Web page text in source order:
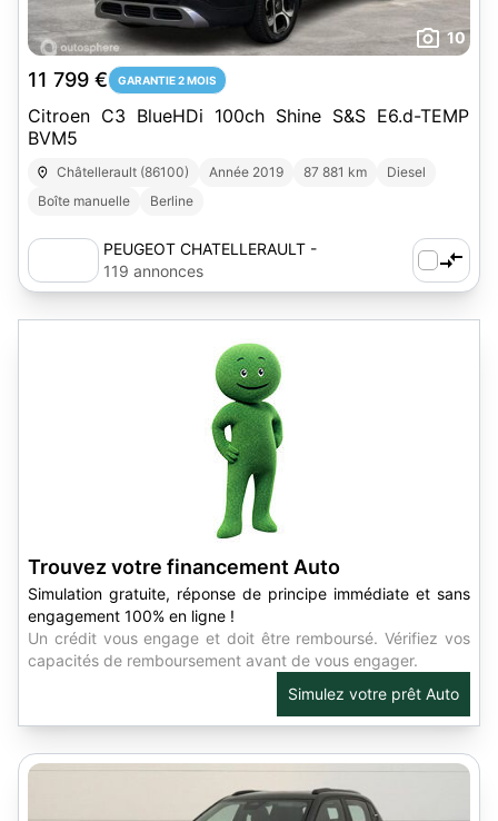
10
11 799 € GARANTIE 2 MOIS
Citroen C3 BlueHDi 100ch Shine S&S E6.d-TEMP
BVM5
Châtellerault (86100) Année 2019 87 881 km
Diesel
Boîte manuelle
Berline
PEUGEOT CHATELLERAULT -
AUTOSPHERE
119 annonces
Trouvez votre financement Auto
Simulation gratuite, réponse de principe immédiate et sans
engagement 100% en ligne !
Un crédit vous engage et doit être remboursé. Vérifiez vos
capacités de remboursement avant de vous engager.
Simulez votre prêt Auto